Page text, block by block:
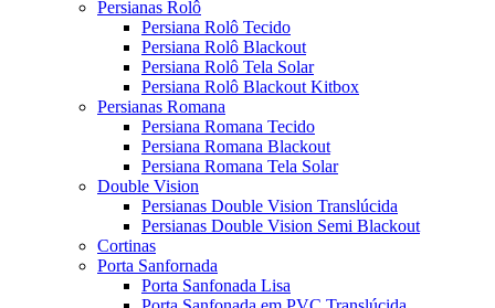
Persianas Rolô
Persiana Rolô Tecido
Persiana Rolô Blackout
Persiana Rolô Tela Solar
Persiana Rolô Blackout Kitbox
Persianas Romana
Persiana Romana Tecido
Persiana Romana Blackout
Persiana Romana Tela Solar
Double Vision
Persianas Double Vision Translúcida
Persianas Double Vision Semi Blackout
Cortinas
Porta Sanfornada
Porta Sanfonada Lisa